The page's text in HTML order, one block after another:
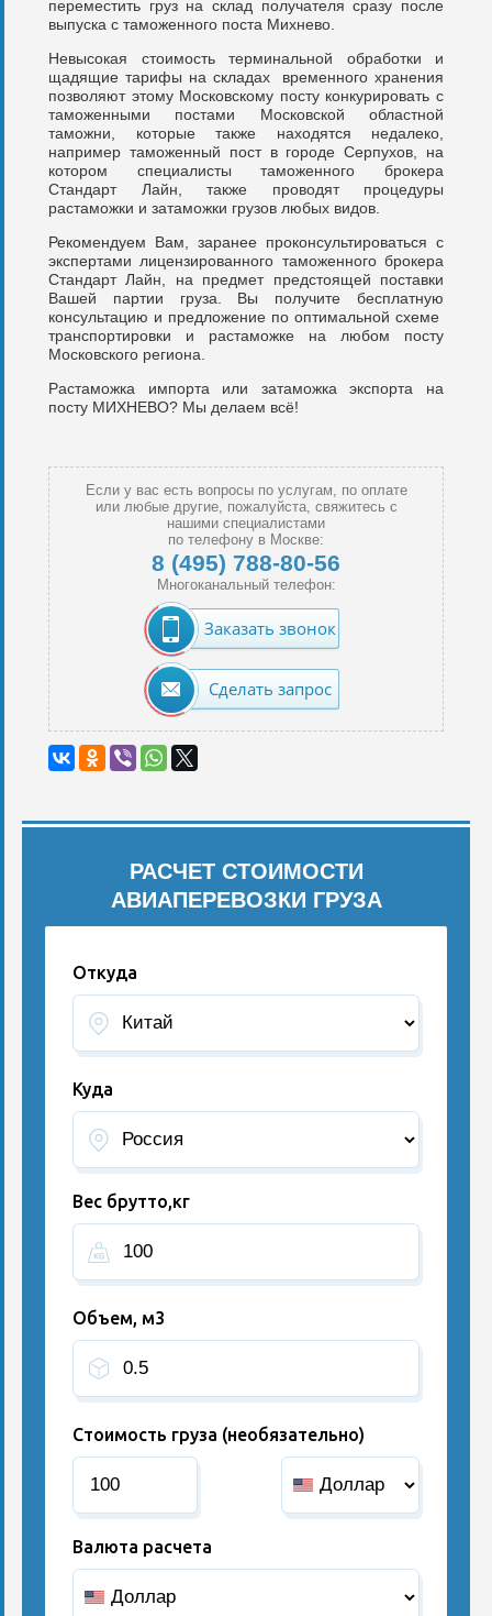
переместить груз на склад получателя сразу после
выпуска с таможенного поста Михнево.
Невысокая стоимость терминальной обработки и
щадящие тарифы на складах временного хранения
позволяют этому Московскому посту конкурировать с
таможенными постами Московской областной
таможни, которые также находятся недалеко,
например таможенный пост в городе Серпухов, на
котором специалисты таможенного брокера
Стандарт Лайн, также проводят процедуры
растаможки и затаможки грузов любых видов.
Рекомендуем Вам, заранее проконсультироваться с
экспертами лицензированного таможенного брокера
Стандарт Лайн, на предмет предстоящей поставки
Вашей партии груза. Вы получите бесплатную
консультацию и предложение по оптимальной схеме
транспортировки и растаможке на любом посту
Московского региона.
Растаможка импорта или затаможка экспорта на
посту МИХНЕВО? Мы делаем всё!
Если у вас есть вопросы по услугам, по оплате
или любые другие, пожалуйста, свяжитесь с
нашими специалистами
по телефону в Москве:
8 (495) 788-80-56
Многоканальный телефон:
Заказать звонок
Сделать запрос
РАСЧЕТ СТОИМОСТИ
АВИАПЕРЕВОЗКИ ГРУЗА
Откуда
Куда
Вес брутто,кг
Объем, м3
Стоимость груза (необязательно)
Валюта расчета